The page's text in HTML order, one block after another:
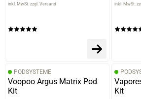
Turhan F.
Dampfen,
09.01.2024 — viaTrustedshops.de
Martina H.
inkl. MwSt. zzgl. Versand inkl. MwSt.
PODSYSTEME
Voopoo Argus Matrix Pod
Kit
Kit